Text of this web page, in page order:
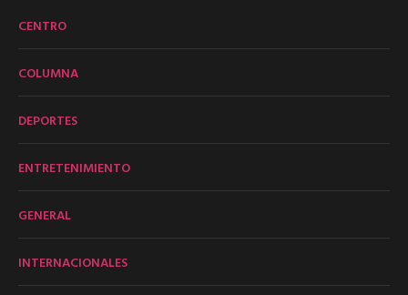
CENTRO
COLUMNA
DEPORTES
ENTRETENIMIENTO
GENERAL
INTERNACIONALES